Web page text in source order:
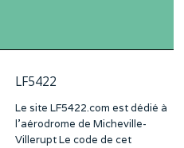
LF5422
Le site LF5422.com est dédié à
l’aérodrome de Micheville-
Villerupt Le code de cet